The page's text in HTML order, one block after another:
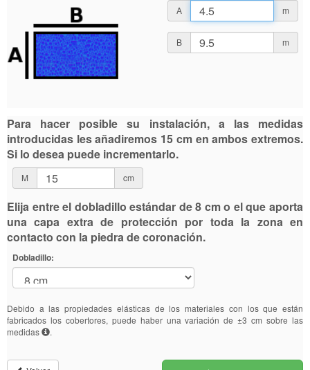
A m
B m
Para hacer posible su instalación, a las medidas
introducidas les añadiremos 15 cm en ambos extremos.
Si lo desea puede incrementarlo.
M cm
Elija entre el dobladillo estándar de 8 cm o el que aporta
una capa extra de protección por toda la zona en
contacto con la piedra de coronación.
Dobladillo:
Debido a las propiedades elásticas de los materiales con los que están
fabricados los cobertores, puede haber una variación de ±3 cm sobre las
medidas
.